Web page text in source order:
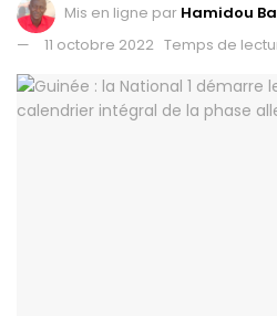
Mis en ligne par Hamidou
11 octobre 2022 Temps de